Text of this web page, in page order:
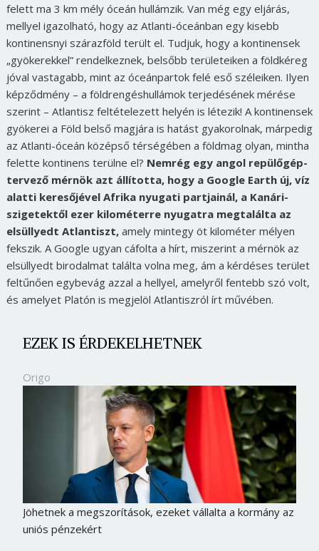
felett ma 3 km mély óceán hullámzik. Van még egy eljárás,
mellyel igazolható, hogy az Atlanti-óceánban egy kisebb
kontinensnyi szárazföld terült el. Tudjuk, hogy a kontinensek
„gyökerekkel” rendelkeznek, belsőbb területeiken a földkéreg
jóval vastagabb, mint az óceánpartok felé eső széleiken. Ilyen
képződmény – a földrengéshullámok terjedésének mérése
szerint – Atlantisz feltételezett helyén is létezik! A kontinensek
gyökerei a Föld belső magjára is hatást gyakorolnak, márpedig
az Atlanti-óceán középső térségében a földmag olyan, mintha
felette kontinens terülne el? Nemrég egy angol repülőgép-
tervező mérnök azt állította, hogy a Google Earth új, víz
alatti keresőjével Afrika nyugati partjainál, a Kanári-
szigetektől ezer kilométerre nyugatra megtalálta az
elsüllyedt Atlantiszt,amely mintegy öt kilométer mélyen
fekszik. A Google ugyan cáfolta a hírt, miszerint a mérnök az
elsüllyedt birodalmat találta volna meg, ám a kérdéses terület
feltűnően egybevág azzal a hellyel, amelyről fentebb szó volt,
és amelyet Platón is megjelöl Atlantiszról írt művében.
EZEK IS ÉRDEKELHETNEK
Origo
Jöhetnek a megszorítások, ezeket vállalta a kormány az
uniós pénzekért